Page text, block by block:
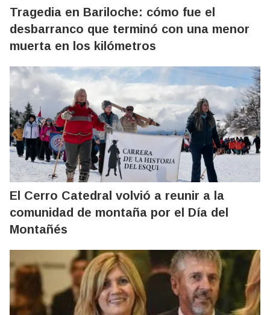
Tragedia en Bariloche: cómo fue el
desbarranco que terminó con una menor
muerta en los kilómetros
El Cerro Catedral volvió a reunir a la
comunidad de montaña por el Día del
Montañés